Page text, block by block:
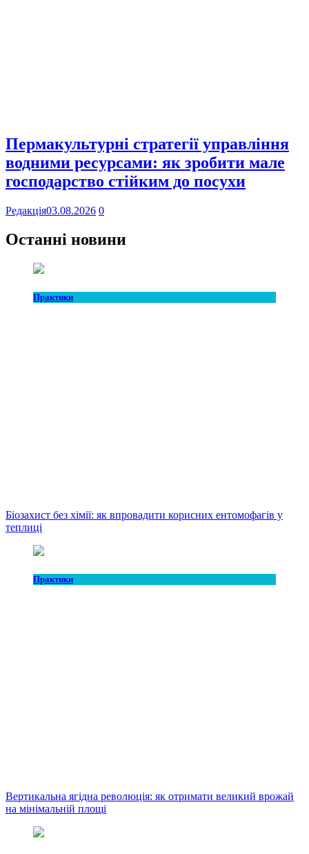
Пермакультурні стратегії управління
водними ресурсами: як зробити мале
господарство стійким до посухи
Редакція03.08.2026 0
Останні новини
Практики
Біозахист без хімії: як впровадити корисних ентомофагів у
теплиці
Практики
Вертикальна ягідна революція: як отримати великий врожай
на мінімальній площі